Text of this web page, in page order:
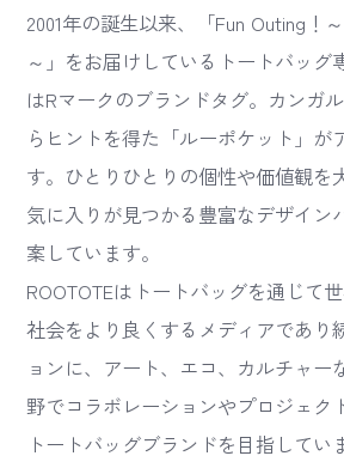
2001年の誕生以来、「Fun Outing！
～」をお届けしているトートバッグ
はRマークのブランドタグ。カンガ
らヒントを得た「ルーポケット」が
す。ひとりひとりの個性や価値観を
気に入りが見つかる豊富なデザイン
案しています。
ROOTOTEはトートバッグを通じて
社会をより良くするメディアであり
ョンに、アート、エコ、カルチャー
野でコラボレーションやプロジェク
トートバッグブランドを目指してい